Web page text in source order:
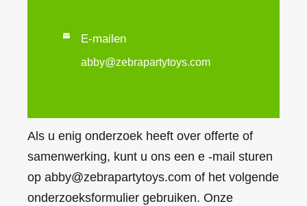
 E-mailen
abby@zebrapartytoys.com
Als u enig onderzoek heeft over offerte of
samenwerking, kunt u ons een e -mail sturen
op abby@zebrapartytoys.com of het volgende
onderzoeksformulier gebruiken. Onze